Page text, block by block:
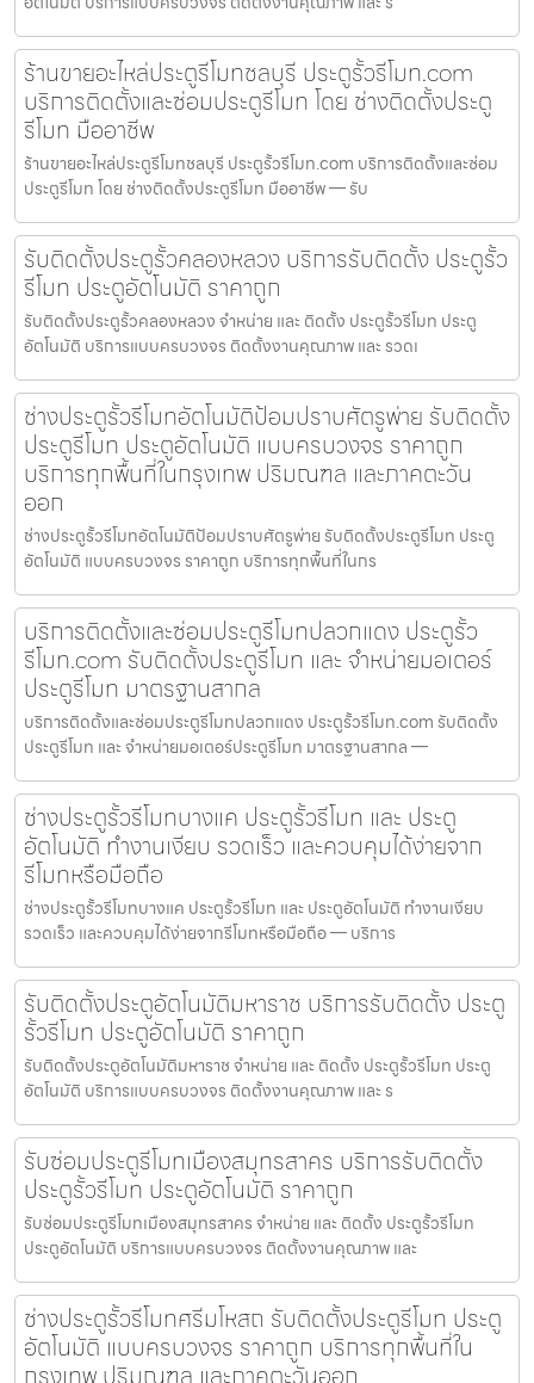
ร้านขายอะไหล่ประตูรีโมทชลบุรี ประตูรั้วรีโมท.com
บริการติดตั้งและซ่อมประตูรีโมท โดย ช่างติดตั้งประตู
รีโมท มืออาชีพ
ร้านขายอะไหล่ประตูรีโมทชลบุรี ประตูรั้วรีโมท.com บริการติดตั้งและซ่อม
ประตูรีโมท โดย ช่างติดตั้งประตูรีโมท มืออาชีพ — รับ
รับติดตั้งประตูรั้วคลองหลวง บริการรับติดตั้ง ประตูรั้ว
รีโมท ประตูอัตโนมัติ ราคาถูก
รับติดตั้งประตูรั้วคลองหลวง จำหน่าย และ ติดตั้ง ประตูรั้วรีโมท ประตู
อัตโนมัติ บริการแบบครบวงจร ติดตั้งงานคุณภาพ และ รวดเ
ช่างประตูรั้วรีโมทอัตโนมัติป้อมปราบศัตรูพ่าย รับติดตั้ง
ประตูรีโมท ประตูอัตโนมัติ แบบครบวงจร ราคาถูก
บริการทุกพื้นที่ในกรุงเทพ ปริมณฑล และภาคตะวัน
ออก
ช่างประตูรั้วรีโมทอัตโนมัติป้อมปราบศัตรูพ่าย รับติดตั้งประตูรีโมท ประตู
อัตโนมัติ แบบครบวงจร ราคาถูก บริการทุกพื้นที่ในกร
บริการติดตั้งและซ่อมประตูรีโมทปลวกแดง ประตูรั้ว
รีโมท.com รับติดตั้งประตูรีโมท และ จำหน่ายมอเตอร์
ประตูรีโมท มาตรฐานสากล
บริการติดตั้งและซ่อมประตูรีโมทปลวกแดง ประตูรั้วรีโมท.com รับติดตั้ง
ประตูรีโมท และ จำหน่ายมอเตอร์ประตูรีโมท มาตรฐานสากล —
ช่างประตูรั้วรีโมทบางแค ประตูรั้วรีโมท และ ประตู
อัตโนมัติ ทำงานเงียบ รวดเร็ว และควบคุมได้ง่ายจาก
รีโมทหรือมือถือ
ช่างประตูรั้วรีโมทบางแค ประตูรั้วรีโมท และ ประตูอัตโนมัติ ทำงานเงียบ
รวดเร็ว และควบคุมได้ง่ายจากรีโมทหรือมือถือ — บริการ
รับติดตั้งประตูอัตโนมัติมหาราช บริการรับติดตั้ง ประตู
รั้วรีโมท ประตูอัตโนมัติ ราคาถูก
รับติดตั้งประตูอัตโนมัติมหาราช จำหน่าย และ ติดตั้ง ประตูรั้วรีโมท ประตู
อัตโนมัติ บริการแบบครบวงจร ติดตั้งงานคุณภาพ และ ร
รับซ่อมประตูรีโมทเมืองสมุทรสาคร บริการรับติดตั้ง
ประตูรั้วรีโมท ประตูอัตโนมัติ ราคาถูก
รับซ่อมประตูรีโมทเมืองสมุทรสาคร จำหน่าย และ ติดตั้ง ประตูรั้วรีโมท
ประตูอัตโนมัติ บริการแบบครบวงจร ติดตั้งงานคุณภาพ และ
ช่างประตูรั้วรีโมทศรีมโหสถ รับติดตั้งประตูรีโมท ประตู
อัตโนมัติ แบบครบวงจร ราคาถูก บริการทุกพื้นที่ใน